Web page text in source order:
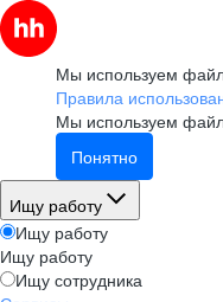
Мы используем
Правила
Мы используем
Понятно
Ищу работу
Ищу работу
Ищу работу
Ищу сотрудника